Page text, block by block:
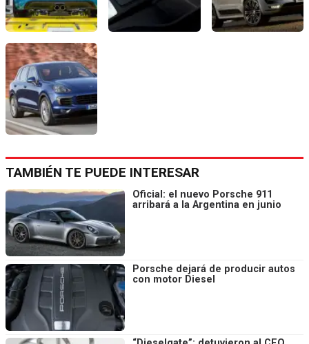
TAMBIÉN TE PUEDE INTERESAR
Oficial: el nuevo Porsche 911
arribará a la Argentina en junio
Porsche dejará de producir autos
con motor Diesel